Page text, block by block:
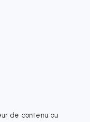
de contenu ou